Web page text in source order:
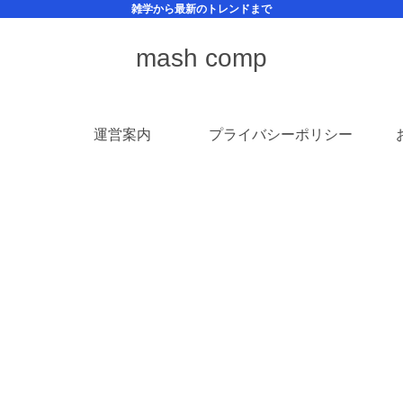
雑学から最新のトレンドまで
mash comp
運営案内 プライバシーポリシー